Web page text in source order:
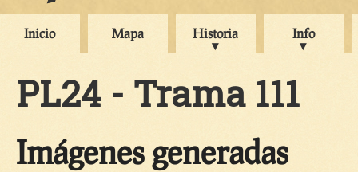
Inicio Mapa Historia Info
PL24 - Trama 111
Imágenes generadas